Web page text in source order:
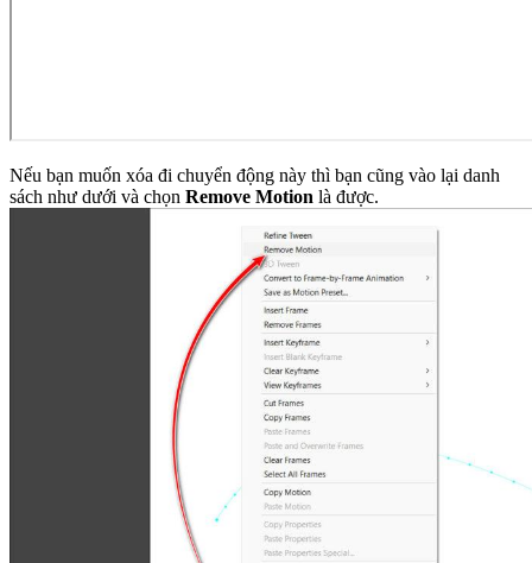
Nếu bạn muốn xóa đi chuyển động này thì bạn cũng vào lại danh
sách như dưới và chọn Remove Motion là được.